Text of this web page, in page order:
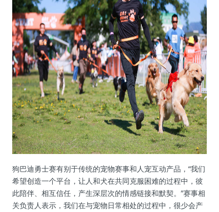
狗巴迪勇士赛有别于传统的宠物赛事和人宠互动产品，“我们
希望创造一个平台，让人和犬在共同克服困难的过程中，彼
此陪伴、相互信任，产生深层次的情感链接和默契。”赛事相
关负责人表示，我们在与宠物日常相处的过程中，很少会产